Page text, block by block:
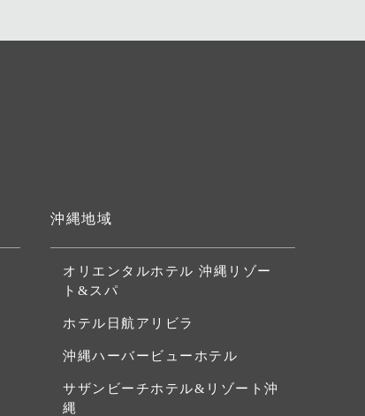
沖縄地域
オリエンタルホテル 沖縄リゾー
ト&スパ
ホテル日航アリビラ
沖縄ハーバービューホテル
サザンビーチホテル&リゾート沖
縄